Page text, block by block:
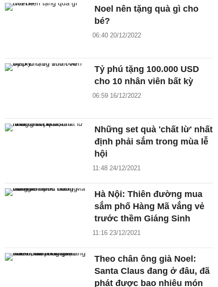
Noel nên tặng quà gì cho
bé?
06:40 20/12/2022
Tỷ phú tặng 100.000 USD
cho 10 nhân viên bất kỳ
06:59 16/12/2022
Những set quà 'chất lừ' nhất
định phải sắm trong mùa lễ
hội
11:48 24/12/2021
Hà Nội: Thiên đường mua
sắm phố Hàng Mã vắng vẻ
trước thềm Giáng Sinh
11:16 23/12/2021
Theo chân ông già Noel:
Santa Claus đang ở đâu, đã
phát được bao nhiêu món